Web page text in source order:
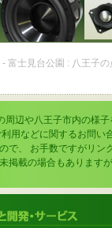
- 富士見台公園 : 八王子
周辺や八王子市内の様
用などに関するお問い
で、 お手数ですがリン
掲載の場合もあります